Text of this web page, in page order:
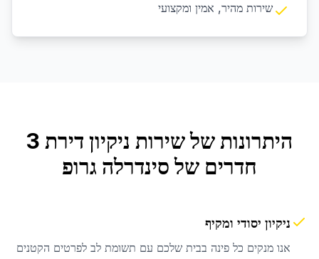
שירות מהיר, אמין ומקצועי
היתרונות של שירות
ניקיון דירת 3
חדרים של סינדרלה גרופ
ניקיון יסודי ומקיף
אנו מנקים כל פינה בבית שלכם עם תשומת לב לפרטים הקטנים